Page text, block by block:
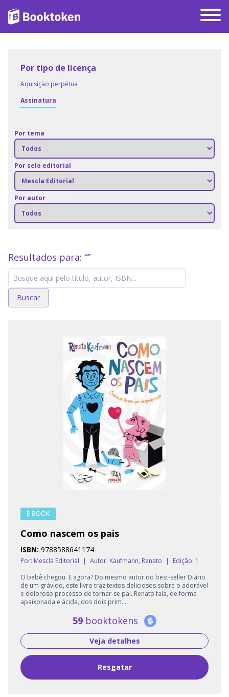
Por tipo de licença
Aquisição perpétua
Assinatura
Por tema
Por selo editorial
Por autor
Resultados para: “”
Buscar
E-BOOK
Como nascem os pais
ISBN: 9788588641174
Por: Mescla Editorial | Autor: Kaufmann, Renato |
Edição: 1
O bebê chegou. E agora? Do mesmo autor do best-seller Diário
de um grávido, este livro traz textos deliciosos sobre o adorável
e doloroso processo de tornar-se pai. Renato fala, de forma
apaixonada e ácida, dos dois prim...
59 booktokens
Veja detalhes
Resgatar